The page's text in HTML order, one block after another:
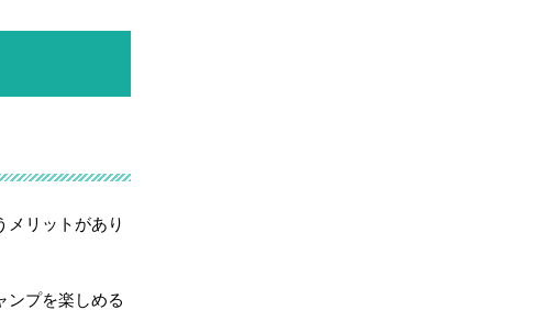
メリットがあり
ンプを楽しめる